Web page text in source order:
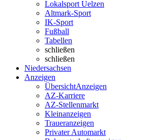
Lokalsport Uelzen
Altmark-Sport
IK-Sport
Fußball
Tabellen
schließen
schließen
Niedersachsen
Anzeigen
ÜbersichtAnzeigen
AZ-Karriere
AZ-Stellenmarkt
Kleinanzeigen
Traueranzeigen
Privater Automarkt